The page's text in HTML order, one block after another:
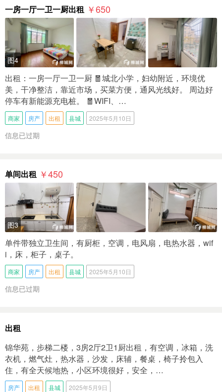
一房一厅一卫一厨出租 ￥650
图4
出租：一房一厅一卫一厨 🧧城北小学，妇幼附近，环境优
美，干净整洁，靠近市场，买菜方便，通风光线好。 周边好
停车有新能源充电桩。 🧧WIFI、…
商家 房产 出租 县城 2025年5月10日
信息已过期
单间出租 ￥450
图3
单件带独立卫生间，有厨柜，空调，电风扇，电热水器，wif
i，床，柜子，桌子。
商家 房产 出租 县城 2025年5月10日
信息已过期
出租
锦华苑，步梯二楼，3房2厅2卫1厨出租，有空调，冰箱，洗
衣机，燃气灶，热水器，沙发，床辅，餐桌，椅子拎包入
住，有全天候地热，小区环境很好，安全，…
房产 出租 县城 2025年5月9日